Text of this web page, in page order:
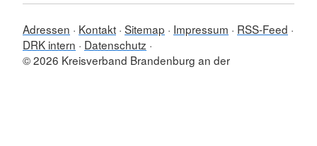
Adressen Kontakt Sitemap Impressum
RSS-Feed
DRK intern
Datenschutz
© 2026 Kreisverband Brandenburg an der